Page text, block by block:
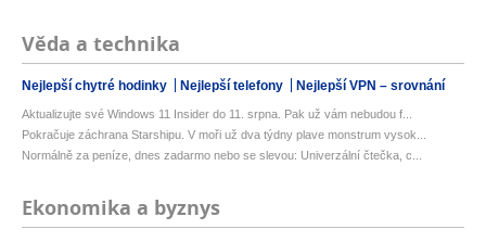
Věda a technika
Nejlepší chytré hodinky Nejlepší telefony Nejlepší VPN – srovnání
Aktualizujte své Windows 11 Insider do 11. srpna. Pak už vám nebudou f...
Pokračuje záchrana Starshipu. V moři už dva týdny plave monstrum vysok...
Normálně za peníze, dnes zadarmo nebo se slevou: Univerzální čtečka, c...
Ekonomika a byznys